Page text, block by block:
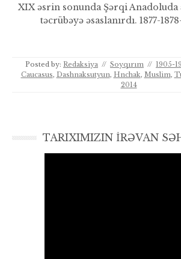
XIX əsrin sonunda Şərqi
təcrübəyə əsaslanırdı. 1877-
Posted by: Redaksiya // Soyqırım // 1905-
Caucasus, Dashnaksutyun, Hnchak, Muslim,
2014
TARIXIMIZIN İRƏVAN